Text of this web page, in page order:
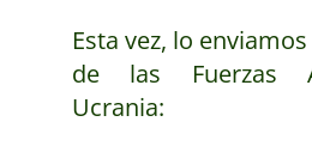
Esta vez, lo
de las Fuerzas
Ucrania: